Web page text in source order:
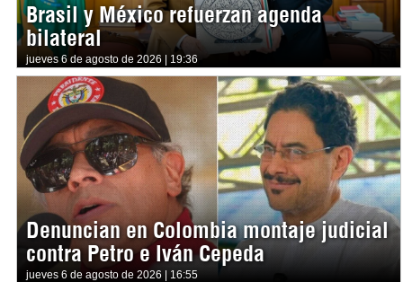
Brasil y México refuerzan agenda
bilateral
jueves 6 de agosto de 2026 | 19:36
Denuncian en Colombia montaje judicial
contra Petro e Iván Cepeda
jueves 6 de agosto de 2026 | 16:55